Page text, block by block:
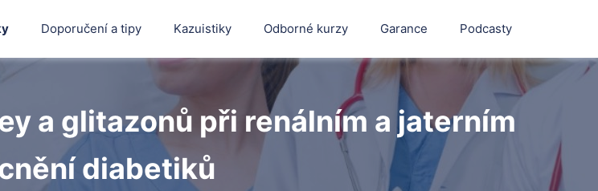
Doporučení a tipy Kazuistiky Odborné kurzy Garance Podcasty
a glitazonů při renálním a jaterním
diabetiků